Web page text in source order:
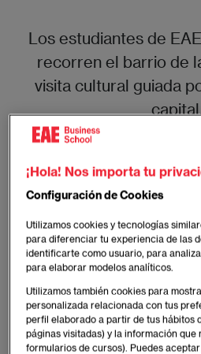
Los estudiantes de
recorren el barrio de
visita cultural guiada
¡Hola! Nos importa tu
Configuración de Cookies
Utilizamos cookies y tecnologías
para diferenciar tu experiencia de las
identificarte como usuario, para
para elaborar modelos analíticos.
Utilizamos también cookies para
personalizada relacionada con tus
perfil elaborado a partir de tus hábitos
páginas visitadas) y la información que
formularios de cursos). Puedes